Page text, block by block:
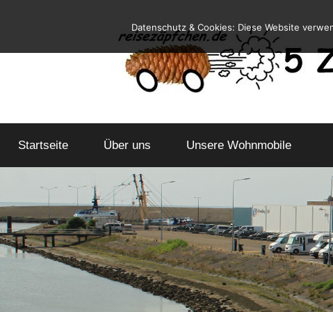
springen
Reiseblog
und
Leben
Wohnmobil
Startseite Über uns Unsere Wohnmobile
Datenschutz & Cookies: Diese Website